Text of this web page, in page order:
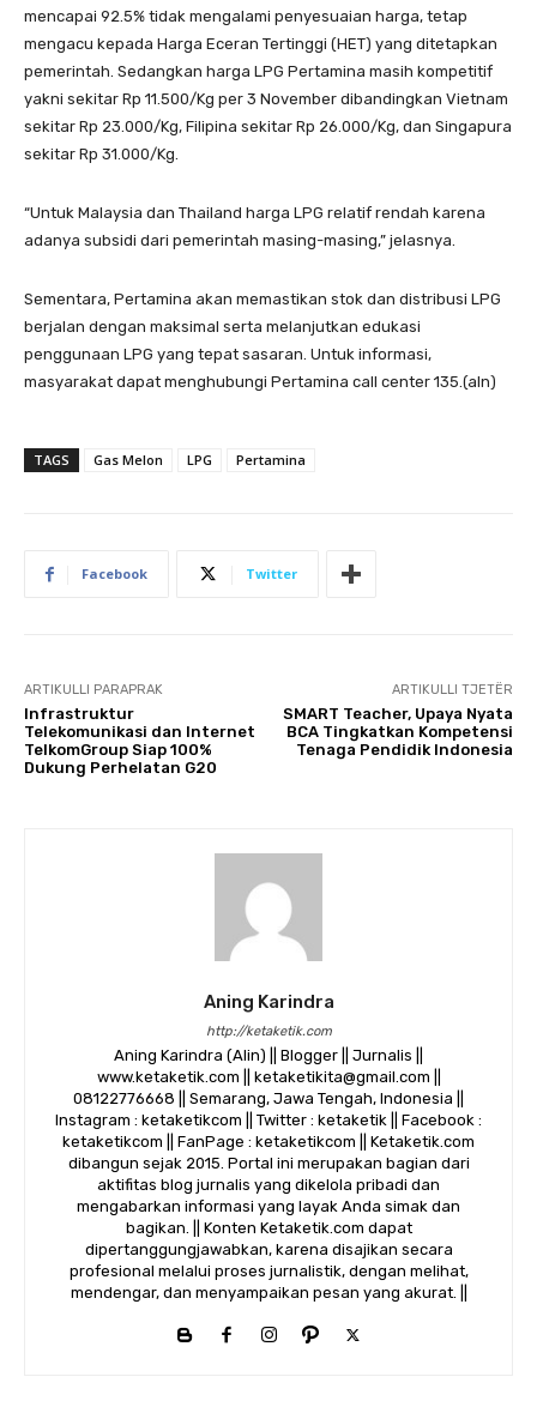
mencapai 92.5% tidak mengalami penyesuaian harga, tetap
mengacu kepada Harga Eceran Tertinggi (HET) yang ditetapkan
pemerintah. Sedangkan harga LPG Pertamina masih kompetitif
yakni sekitar Rp 11.500/Kg per 3 November dibandingkan Vietnam
sekitar Rp 23.000/Kg, Filipina sekitar Rp 26.000/Kg, dan Singapura
sekitar Rp 31.000/Kg.
“Untuk Malaysia dan Thailand harga LPG relatif rendah karena
adanya subsidi dari pemerintah masing-masing,” jelasnya.
Sementara, Pertamina akan memastikan stok dan distribusi LPG
berjalan dengan maksimal serta melanjutkan edukasi
penggunaan LPG yang tepat sasaran. Untuk informasi,
masyarakat dapat menghubungi Pertamina call center 135.(aln)
TAGS Gas Melon LPG Pertamina
Facebook Twitter
ARTIKULLI PARAPRAK
Infrastruktur
Telekomunikasi dan Internet
TelkomGroup Siap 100%
Dukung Perhelatan G20
ARTIKULLI TJETËR
SMART Teacher, Upaya Nyata
BCA Tingkatkan Kompetensi
Tenaga Pendidik Indonesia
Aning Karindra
http://ketaketik.com
Aning Karindra (Alin) || Blogger || Jurnalis ||
www.ketaketik.com || ketaketikita@gmail.com ||
08122776668 || Semarang, Jawa Tengah, Indonesia ||
Instagram : ketaketikcom || Twitter : ketaketik || Facebook :
ketaketikcom || FanPage : ketaketikcom || Ketaketik.com
dibangun sejak 2015. Portal ini merupakan bagian dari
aktifitas blog jurnalis yang dikelola pribadi dan
mengabarkan informasi yang layak Anda simak dan
bagikan. || Konten Ketaketik.com dapat
dipertanggungjawabkan, karena disajikan secara
profesional melalui proses jurnalistik, dengan melihat,
mendengar, dan menyampaikan pesan yang akurat. ||